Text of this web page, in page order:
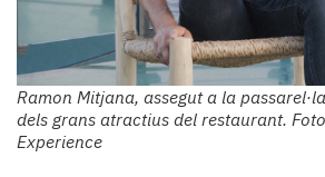
Ramon Mitjana, assegut a la
dels grans atractius del restaurant.
Experience